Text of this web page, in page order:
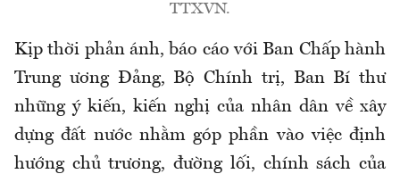
TTXVN.
Kịp thời phản ánh, báo cáo với Ban Chấp hành
Trung ương Đảng, Bộ Chính trị, Ban Bí thư
những ý kiến, kiến nghị của nhân dân về xây
dựng đất nước nhằm góp phần vào việc định
hướng chủ trương, đường lối, chính sách của